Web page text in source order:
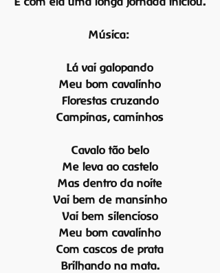
Música:
Lá vai galopando
Meu bom cavalinho
Florestas cruzando
Campinas, caminhos
Cavalo tão belo
Me leva ao castelo
Mas dentro da noite
Vai bem de mansinho
Vai bem silencioso
Meu bom cavalinho
Com cascos de prata
Brilhando na mata.